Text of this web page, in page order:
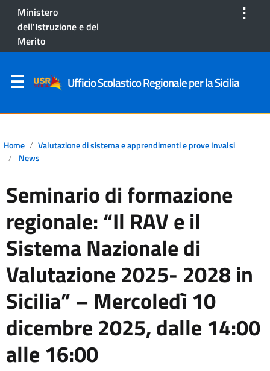
Ministero
dell'Istruzione e del
Merito
⋮
Ufficio Scolastico Regionale per la Sicilia
Home
Valutazione di sistema e apprendimenti e prove Invalsi
News
Seminario di formazione
regionale: “Il RAV e il
Sistema Nazionale di
Valutazione 2025- 2028 in
Sicilia” – Mercoledì 10
dicembre 2025, dalle 14:00
alle 16:00